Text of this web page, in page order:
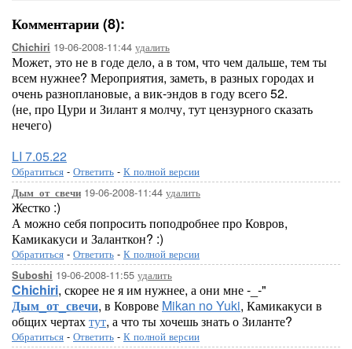
Комментарии (8):
Chichiri 19-06-2008-11:44 удалить
Может, это не в годе дело, а в том, что чем дальше, тем ты
всем нужнее? Мероприятия, заметь, в разных городах и
очень разноплановые, а вик-эндов в году всего 52.
(не, про Цури и Зилант я молчу, тут цензурного сказать
нечего)
LI 7.05.22
Обратиться - Ответить - К полной версии
Дым_от_свечи 19-06-2008-11:44 удалить
Жестко :)
А можно себя попросить поподробнее про Ковров,
Камикакуси и Заланткон? :)
Обратиться - Ответить - К полной версии
Suboshi 19-06-2008-11:55 удалить
Chichiri, скорее не я им нужнее, а они мне -_-"
Дым_от_свечи, в Коврове Mikan no Yuki, Камикакуси в
общих чертахтут, а что ты хочешь знать о Зиланте?
Обратиться - Ответить - К полной версии